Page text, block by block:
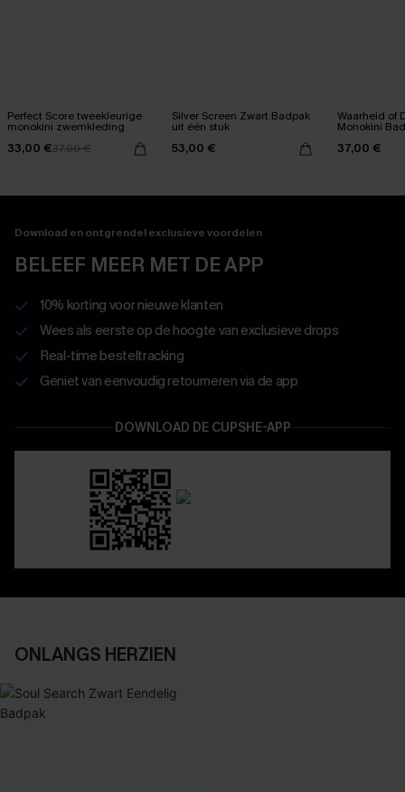
Perfect Score tweekleurige
monokini zwemkleding
33,00 €37,00 €
Silver Screen Zwart Badpak
uit één stuk
53,00 €
Waarheid of
Monokini
37,00 €
Download en ontgrendel exclusieve voordelen
BELEEF MEER MET DE APP
10% korting voor nieuwe klanten
Wees als eerste op de hoogte van exclusieve drops
Real-time besteltracking
Geniet van eenvoudig retourneren via de app
DOWNLOAD DE CUPSHE-APP
ONLANGS HERZIEN